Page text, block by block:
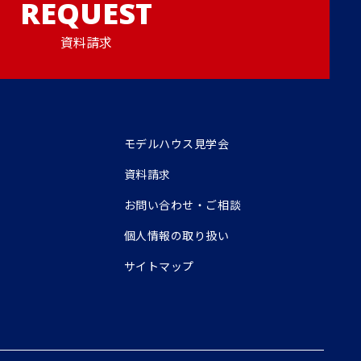
REQUEST
資料請求
モデルハウス見学会
資料請求
お問い合わせ・ご相談
個人情報の取り扱い
サイトマップ